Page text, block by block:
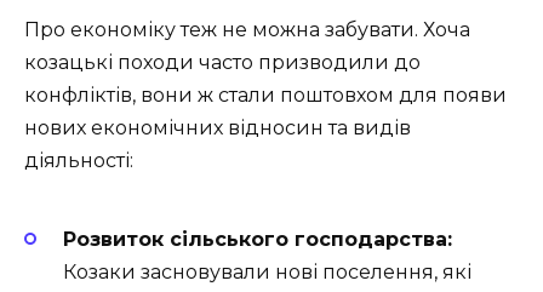
Про економіку теж не можна забувати. Хоча
козацькі походи часто призводили до
конфліктів, вони ж стали поштовхом для появи
нових економічних відносин та видів
діяльності:
Розвиток сільського господарства:
Козаки засновували нові поселення, які